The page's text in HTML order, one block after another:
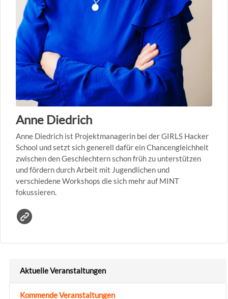
Anne Diedrich
Anne Diedrich ist Projektmanagerin bei der GIRLS Hacker
School und setzt sich generell dafür ein Chancengleichheit
zwischen den Geschlechtern schon früh zu unterstützen
und fördern durch Arbeit mit Jugendlichen und
verschiedene Workshops die sich mehr auf MINT
fokussieren.
Aktuelle Veranstaltungen
Kommende Veranstaltungen